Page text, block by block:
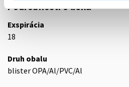
Podrobnosti o lieku
Exspirácia
18
Druh obalu
blister OPA/Al/PVC/Al